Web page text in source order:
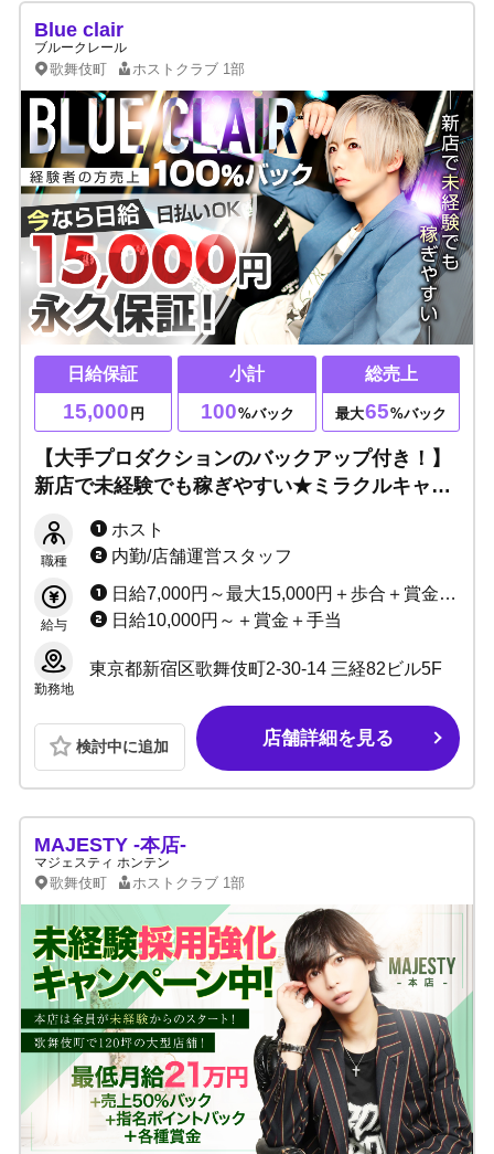
Blue clair
ブルークレール
歌舞伎町 ホストクラブ 1部
日給保証
15,000 円
小計
100%バック
総売上
最大65%バック
【大手プロダクションのバックアップ付き！】
新店で未経験でも稼ぎやすい★ミラクルキャン
職種
ホスト
内勤/店舗運営スタッフ
給与
日給7,000円～最大15,000円＋歩合＋賞金多数
日給10,000円～＋賞金＋手当
勤務地
東京都新宿区歌舞伎町2-30-14 三経82ビル5F
検討中に追加 店舗詳細を見る
MAJESTY -本店-
マジェスティ ホンテン
歌舞伎町 ホストクラブ 1部